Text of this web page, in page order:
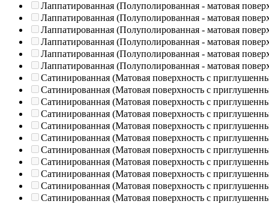
Лаппатированная (Полуполированная - матовая
Лаппатированная (Полуполированная - матовая
Лаппатированная (Полуполированная - матовая
Лаппатированная (Полуполированная - матовая
Лаппатированная (Полуполированная - матовая
Лаппатированная (Полуполированная - матовая
Сатинированная (Матовая поверхность с
Сатинированная (Матовая поверхность с
Сатинированная (Матовая поверхность с
Сатинированная (Матовая поверхность с
Сатинированная (Матовая поверхность с
Сатинированная (Матовая поверхность с
Сатинированная (Матовая поверхность с
Сатинированная (Матовая поверхность с
Сатинированная (Матовая поверхность с
Сатинированная (Матовая поверхность с
Сатинированная (Матовая поверхность с